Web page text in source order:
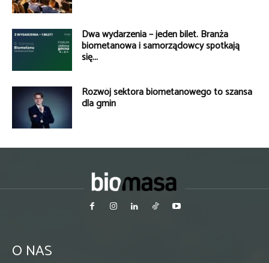
Dwa wydarzenia – jeden bilet. Branża
biometanowa i samorządowcy spotkają
się...
Rozwój sektora biometanowego to szansa
dla gmin
O NAS